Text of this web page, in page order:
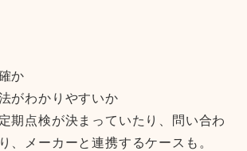
か
がわかりやすいか
期点検が決まっていたり、問い合わ
、メーカーと連携するケースも。